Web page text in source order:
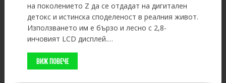
на поколението Z да се отдадат на дигитален
детокс и истинска споделеност в реалния живот.
Използването им е бързо и лесно с 2,8-
инчовият LCD дисплей.…
ВИЖ ПОВЕЧЕ